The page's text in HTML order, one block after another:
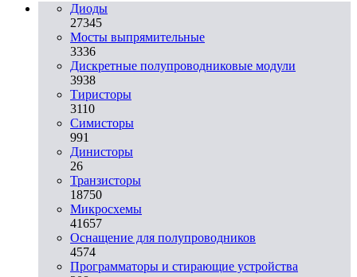
Диоды
27345
Мосты выпрямительные
3336
Дискретные полупроводниковые модули
3938
Тиристоры
3110
Симисторы
991
Динисторы
26
Транзисторы
18750
Микросхемы
41657
Оснащение для полупроводников
4574
Программаторы и стирающие устройства